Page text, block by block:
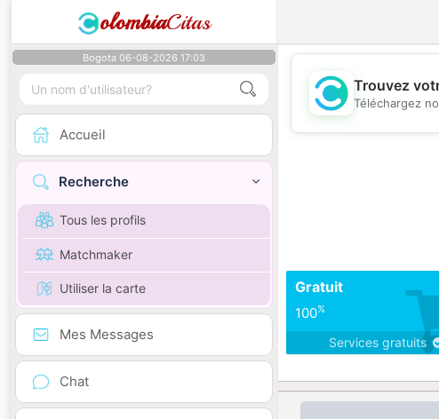
olombiaCitas
Bogota 06-08-2026 17:03
Accueil
Recherche
Tous les profils
Matchmaker
Utiliser la carte
Mes Messages
Chat
💖
Trouvez
Téléchargez
Gratuit
100%
Services gratuits